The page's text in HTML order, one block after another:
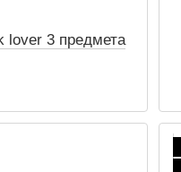
lover 3 предмета